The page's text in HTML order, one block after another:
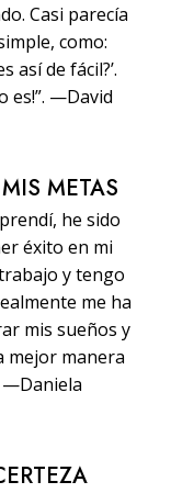
Casi parecía
como:
así de fácil?’.
es!”. —David
METAS
he sido
éxito en mi
y tengo
me ha
mis sueños y
mejor manera
—Daniela